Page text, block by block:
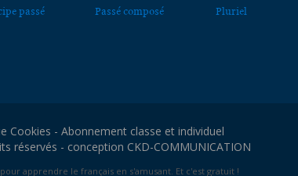
passé Passé composé Pluriel
Cookies - Abonnement classe et individuel
réservés - conception CKD-COMMUNICATION
apprendre le français en s'amusant. Et c'est gratuit !